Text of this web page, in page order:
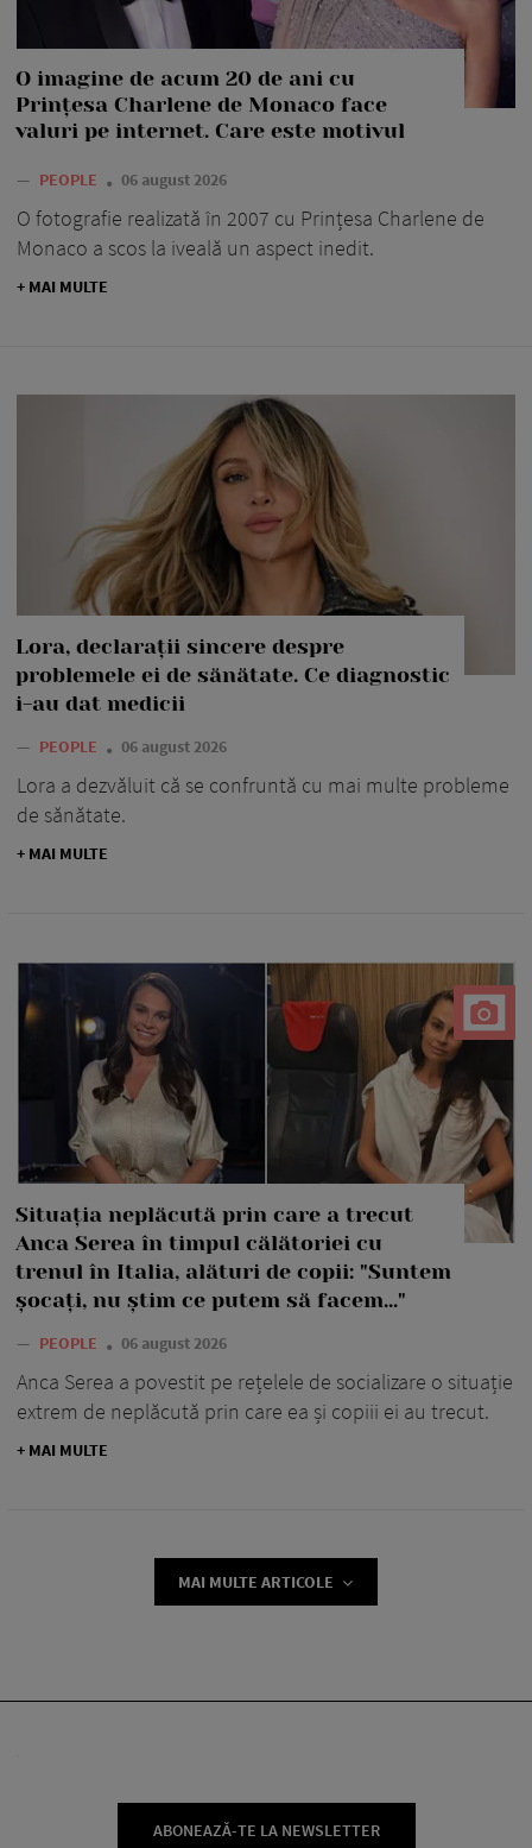
O imagine de acum 20 de ani cu
Prințesa Charlene de Monaco face
valuri pe internet. Care este motivul
— PEOPLE 06 august 2026
O fotografie realizată în 2007 cu Prințesa Charlene de
Monaco a scos la iveală un aspect inedit.
+ MAI MULTE
Lora, declarații sincere despre
problemele ei de sănătate. Ce diagnostic
i-au dat medicii
— PEOPLE 06 august 2026
Lora a dezvăluit că se confruntă cu mai multe probleme
de sănătate.
+ MAI MULTE
Situația neplăcută prin care a trecut
Anca Serea în timpul călătoriei cu
trenul în Italia, alături de copii: "Suntem
șocați, nu știm ce putem să facem..."
— PEOPLE 06 august 2026
Anca Serea a povestit pe rețelele de socializare o situație
extrem de neplăcută prin care ea și copiii ei au trecut.
+ MAI MULTE
MAI MULTE ARTICOLE
ABONEAZĂ-TE LA NEWSLETTER